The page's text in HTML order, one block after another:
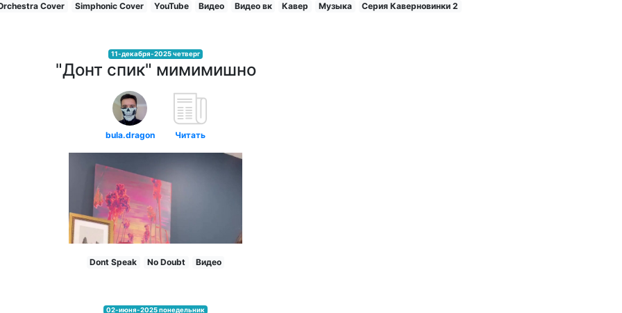
Cover Simphonic Cover YouTube Видео Видео вк Кавер Музыка Серия Каверновинки 2
11-декабря-2025 четверг
"Донт спик" мимимишно
bula.dragon Читать
Dont Speak No Doubt Видео
02-июня-2025 понедельник